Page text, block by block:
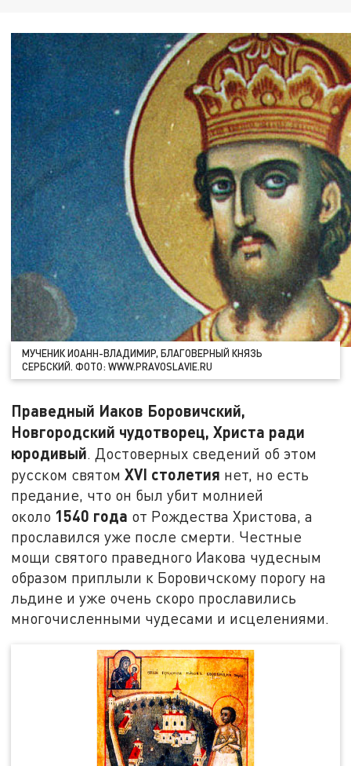
МУЧЕНИК ИОАНН-ВЛАДИМИР, БЛАГОВЕРНЫЙ КНЯЗЬ
СЕРБСКИЙ. ФОТО: WWW.PRAVOSLAVIE.RU
Праведный Иаков Боровичский,
Новгородский чудотворец, Христа ради
юродивый. Достоверных сведений об этом
русском святомXVI столетия нет, но есть
предание, что он был убит молнией
около 1540 года от Рождества Христова, а
прославился уже после смерти. Честные
мощи святого праведного Иакова чудесным
образом приплыли к Боровичскому порогу на
льдине и уже очень скоро прославились
многочисленными чудесами и исцелениями.